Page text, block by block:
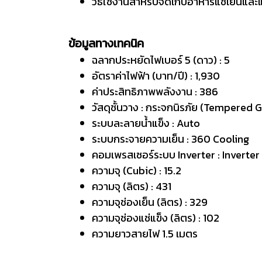
ข้อมูลทางเทคนิค
ฉลากประหยัดไฟเบอร์ 5 (ดาว) : 5
อัตราค่าไฟฟ้า (บาท/ปี) : 1,930
ค่าประสิทธิภาพพลังงาน : 386
วัสดุชั้นวาง : กระจกนิรภัย (Tempered
ระบบละลายน้ำแข็ง : Auto
ระบบกระจายความเย็น : 360 Cooling
คอมเพรสเซอร์ระบบ Inverter : Inverter
ความจุ (Cubic) : 15.2
ความจุ (ลิตร) : 431
ความจุช่องเย็น (ลิตร) : 329
ความจุช่องแช่แข็ง (ลิตร) : 102
ความยาวสายไฟ 1.5 เมตร